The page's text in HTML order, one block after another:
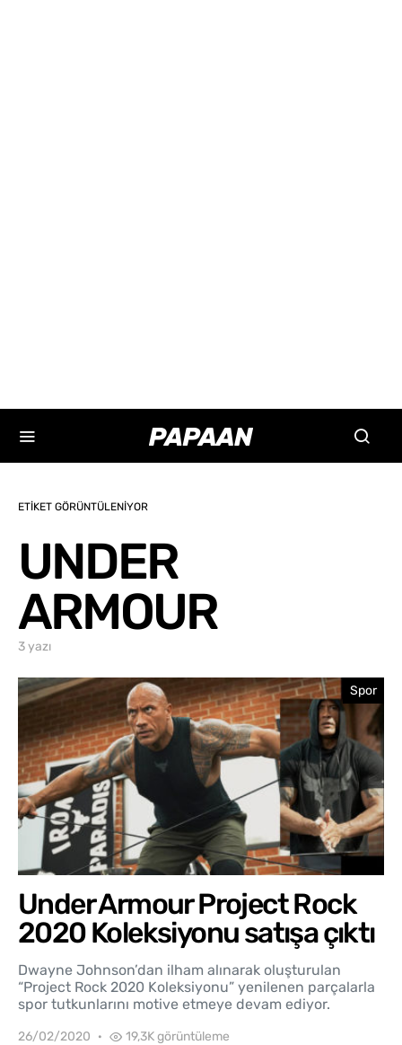
ETIKET GÖRÜNTÜLENIYOR
UNDER
ARMOUR
3 yazı
Spor
Under Armour Project Rock
2020 Koleksiyonu satışa çıktı
Dwayne Johnson’dan ilham alınarak oluşturulan
“Project Rock 2020 Koleksiyonu” yenilenen parçalarla
spor tutkunlarını motive etmeye devam ediyor.
26/02/2020 19,3K görüntüleme